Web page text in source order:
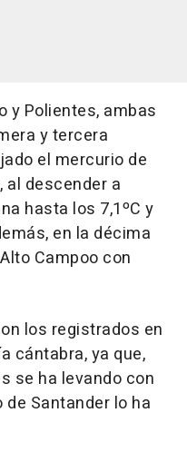
y Polientes, ambas
y tercera
el mercurio de
descender a
hasta los 7,1ºC y
en la décima
Campoo con
los registrados en
cántabra, ya que,
se ha levando con
Santander lo ha